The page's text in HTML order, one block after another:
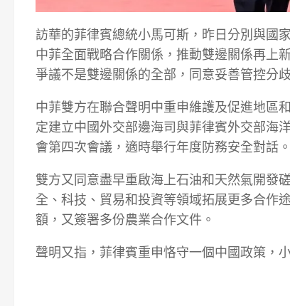
訪華的菲律賓總統小馬可斯，昨日分別與國
中菲全面戰略合作關係，推動雙邊關係再上
爭議不是雙邊關係的全部，同意妥善管控分
中菲雙方在聯合聲明中重申維護及促進地區
定建立中國外交部邊海司與菲律賓外交部海
會第四次會議，適時舉行年度防務安全對話。
雙方又同意盡早重啟海上石油和天然氣開發
全、科技、貿易和投資等領域拓展更多合作
額，又簽署多份農業合作文件。
聲明又指，菲律賓重申恪守一個中國政策，